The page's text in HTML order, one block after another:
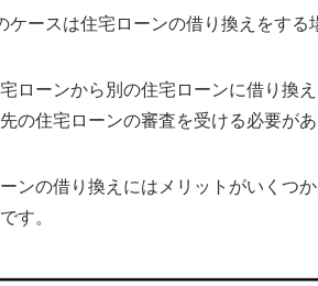
ケースは住宅ローンの借り換えをする
ローンから別の住宅ローンに借り換
の住宅ローンの審査を受ける必要があ
ンの借り換えにはメリットがいくつ
す。